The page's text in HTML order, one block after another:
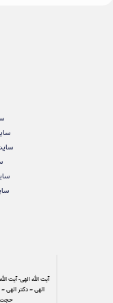
آیت الله الهی- آیت
الهی – دکتر الهی
حجت